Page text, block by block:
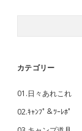
カテゴリー
01.日々あれこれ
02.ｷｬﾝﾌﾟ＆ﾂｰﾚﾎﾟ